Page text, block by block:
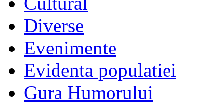
Diverse
Evenimente
Evidenta populatiei
Gura Humorului